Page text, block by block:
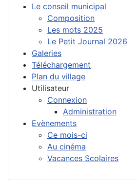
Le conseil municipal
Composition
Les mots 2025
Le Petit Journal 2026
Galeries
Téléchargement
Plan du village
Utilisateur
Connexion
Administration
Evènements
Ce mois-ci
Au cinéma
Vacances Scolaires